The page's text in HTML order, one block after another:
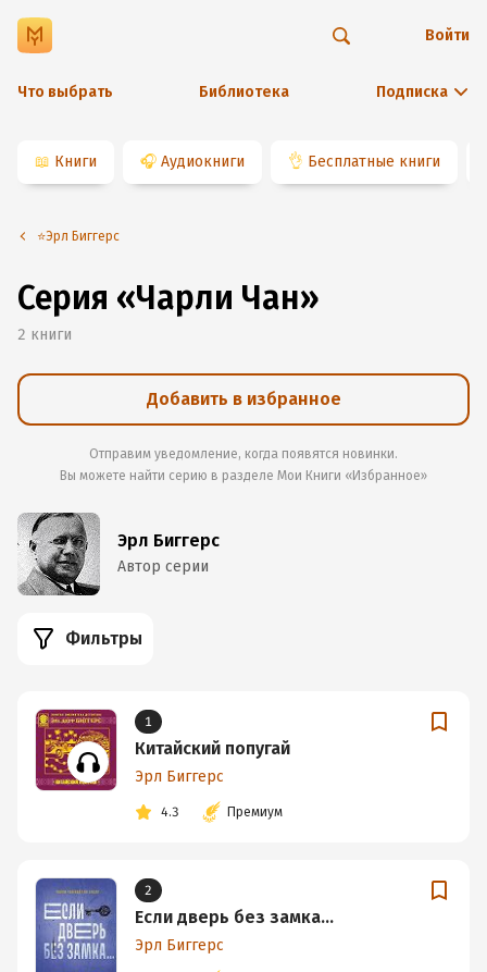
Что выбрать Библиотека Подписка
Войти
📖 Книги 🎧 Аудиокниги 👌 Бесплатные книги
⭐️Эрл Биггерс
Серия «Чарли Чан»
2 книги
Добавить в избранное
Отправим уведомление, когда появятся новинки.
Вы можете найти серию в разделе Мои Книги «Избранное»
Эрл Биггерс
Автор серии
Фильтры
1
Китайский попугай
Эрл Биггерс
4.3 Премиум
2
Если дверь без замка…
Эрл Биггерс